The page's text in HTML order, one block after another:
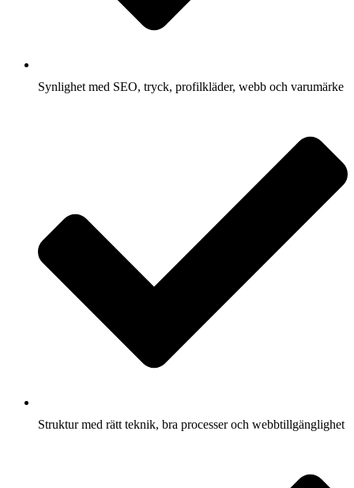
Synlighet med SEO, tryck, profilkläder, webb och varumärke
Struktur med rätt teknik, bra processer och webbtillgänglighet